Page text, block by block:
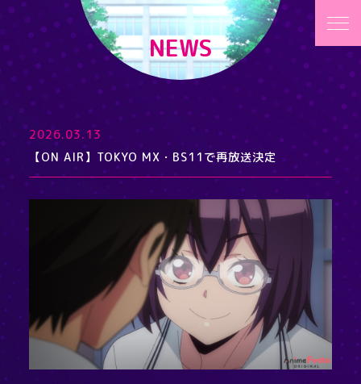
NEWS
2026.03.13
【ON AIR】TOKYO MX・BS11で再放送決定